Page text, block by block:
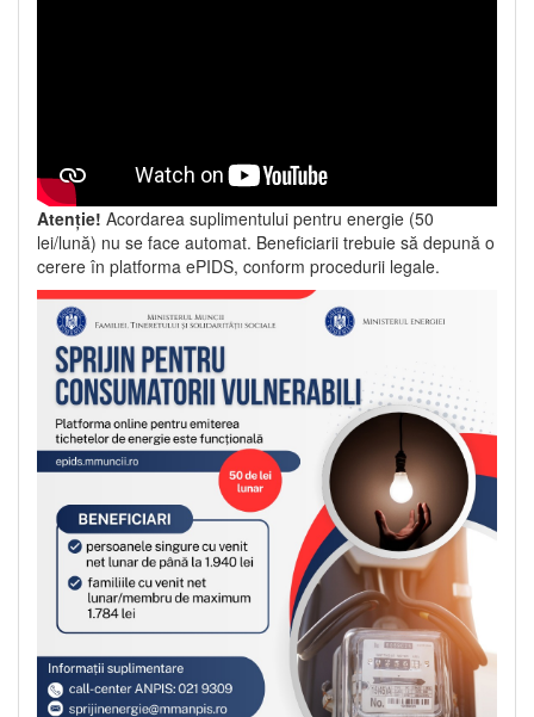
Atenție! Acordarea suplimentului pentru energie (50
lei/lună) nu se face automat. Beneficiarii trebuie să depună o
cerere în platforma ePIDS, conform procedurii legale.